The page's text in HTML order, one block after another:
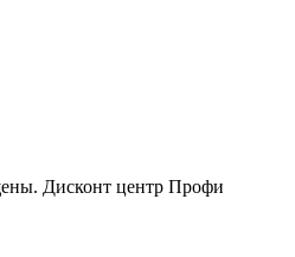
Дисконт центр Профи